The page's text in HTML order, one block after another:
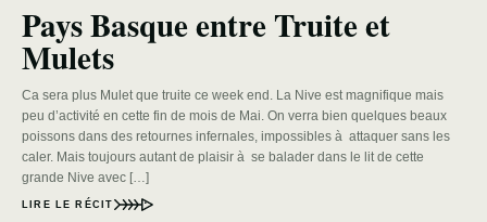
Pays Basque entre Truite et
Mulets
Ca sera plus Mulet que truite ce week end. La Nive est magnifique mais
peu d’activité en cette fin de mois de Mai. On verra bien quelques beaux
poissons dans des retournes infernales, impossibles à attaquer sans les
caler. Mais toujours autant de plaisir à se balader dans le lit de cette
grande Nive avec […]
LIRE LE RÉCIT